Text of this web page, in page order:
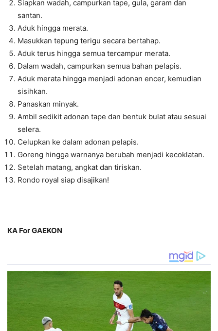
Siapkan wadah, campurkan tape, gula, garam dan
santan.
Aduk hingga merata.
Masukkan tepung terigu secara bertahap.
Aduk terus hingga semua tercampur merata.
Dalam wadah, campurkan semua bahan pelapis.
Aduk merata hingga menjadi adonan encer, kemudian
sisihkan.
Panaskan minyak.
Ambil sedikit adonan tape dan bentuk bulat atau sesuai
selera.
Celupkan ke dalam adonan pelapis.
Goreng hingga warnanya berubah menjadi kecoklatan.
Setelah matang, angkat dan tiriskan.
Rondo royal siap disajikan!
KA For GAEKON